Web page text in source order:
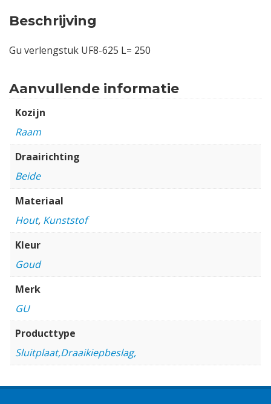
Beschrijving
Gu verlengstuk UF8-625 L= 250
Aanvullende informatie
Kozijn
Raam
Draairichting
Beide
Materiaal
Hout, Kunststof
Kleur
Goud
Merk
GU
Producttype
Sluitplaat,Draaikiepbeslag,